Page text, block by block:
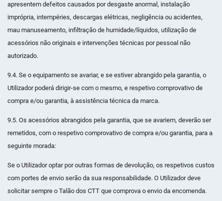
apresentem defeitos causados por desgaste anormal, instalação
imprópria, intempéries, descargas elétricas, negligência ou acidentes,
mau manuseamento, infiltração de humidade/líquidos, utilização de
acessórios não originais e intervenções técnicas por pessoal não
autorizado.
9.4. Se o equipamento se avariar, e se estiver abrangido pela garantia, o
Utilizador poderá dirigir-se com o mesmo, e respetivo comprovativo de
compra e/ou garantia, à assistência técnica da marca.
9.5. Os acessórios abrangidos pela garantia, que se avariem, deverão ser
remetidos, com o respetivo comprovativo de compra e/ou garantia, para a
seguinte morada:
Se o Utilizador optar por outras formas de devolução, os respetivos custos
com portes de envio serão da sua responsabilidade. O Utilizador deve
solicitar sempre o Talão dos CTT que comprova o envio da encomenda.